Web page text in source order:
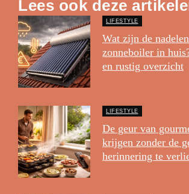
Lees ook deze
LIFESTYLE
Wat zijn de
zonneboiler in
en rustig overzicht
LIFESTYLE
De geur van
krijgen zonder de
herinnering te